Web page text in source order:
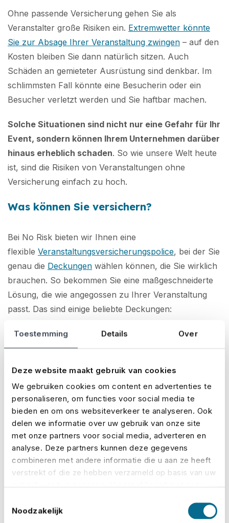
Toestemming Details Over
Deze website maakt gebruik van cookies
We gebruiken cookies om content en advertenties te
personaliseren, om functies voor social media te
bieden en om ons websiteverkeer te analyseren. Ook
delen we informatie over uw gebruik van onze site
met onze partners voor social media, adverteren en
analyse. Deze partners kunnen deze gegevens
combineren met andere informatie die u aan ze heeft
verstrekt of die ze hebben verzameld op basis van uw
Noodzakelijk
Ohne passende Versicherung gehen Sie als
Veranstalter große Risiken ein. Extremwetter könnte
Sie zur Absage Ihrer Veranstaltung zwingen – auf den
Kosten bleiben Sie dann natürlich sitzen. Auch
Schäden an gemieteter Ausrüstung sind denkbar. Im
schlimmsten Fall könnte eine Besucherin oder ein
Besucher verletzt werden und Sie haftbar machen.
Solche Situationen sind nicht nur eine Gefahr für Ihr
Event, sondern können Ihrem Unternehmen darüber
hinaus erheblich schaden. So wie unsere Welt heute
ist, sind die Risiken von Veranstaltungen ohne
Versicherung einfach zu hoch.
Was können Sie versichern?
Bei No Risk bieten wir Ihnen eine
flexible Veranstaltungsversicherungspolice, bei der Sie
genau die Deckungen wählen können, die Sie wirklich
brauchen. So bekommen Sie eine maßgeschneiderte
Lösung, die wie angegossen zu Ihrer Veranstaltung
passt. Das sind einige beliebte Deckungen:
Ausfall:Deckt die Kosten, wenn Ihre
Veranstaltung nicht wie geplant stattfinden kann
Schlechtes Wetter:Erstattet Ihnen die Kosten,
wenn Extremwetter zu einer Absage führt
Equipment:Deckt Schäden an gemieteter oder
eigener Ausrüstung
Haftung: Schützt Sie im Falle von Ansprüchen
Dritter